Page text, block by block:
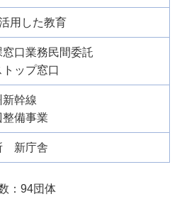
用した教育
窓口業務民間委託
トップ窓口
幹線
備事業
新庁舎
：94団体